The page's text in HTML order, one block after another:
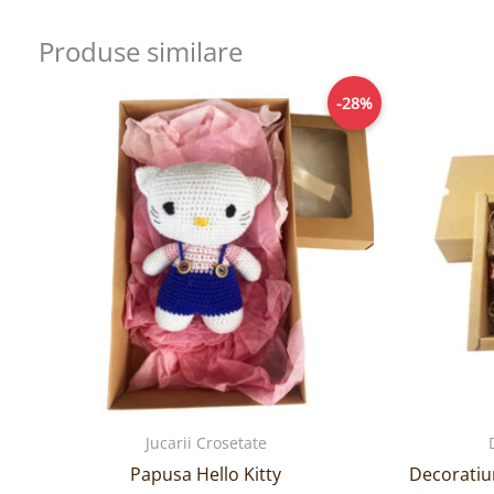
Produse similare
-28%
Jucarii Crosetate
Papusa Hello Kitty
inițial
a
fost:
179,00lei.
curent
este:
129,00lei.